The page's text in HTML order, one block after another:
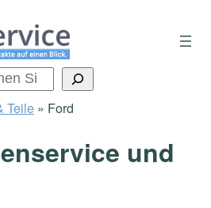
Teile » Ford
und